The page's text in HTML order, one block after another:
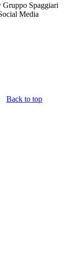
Gruppo Spaggiari
Media
Back to top